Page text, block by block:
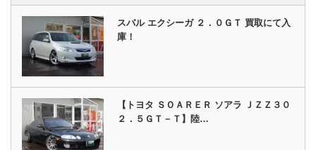
スバル エクシーガ ２．０ＧＴ 買取にて入
庫！
【トヨタ ＳＯＡＲＥＲ ソアラ ＪＺＺ３０
２．５ＧＴ－Ｔ】陸…